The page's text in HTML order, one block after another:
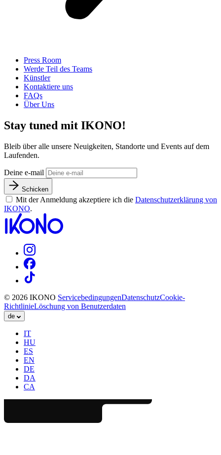
Press Room
Werde Teil des Teams
Künstler
Kontaktiere uns
FAQs
Über Uns
Stay tuned mit IKONO!
Bleib über alle unsere Neuigkeiten, Standorte und Events auf dem
Laufenden.
Deine e-mail
Schicken
Mit der Anmeldung akzeptiere ich die Datenschutzerklärung von
IKONO.
© 2026 IKONO ServicebedingungenDatenschutzCookie-
RichtlinieLöschung von Benutzerdaten
de
IT
HU
ES
EN
DE
DA
CA